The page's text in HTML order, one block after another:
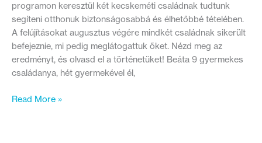
programon keresztül két kecskeméti családnak tudtunk
segíteni otthonuk biztonságosabbá és élhetőbbé tételében.
A felújításokat augusztus végére mindkét családnak sikerült
befejeznie, mi pedig meglátogattuk őket. Nézd meg az
eredményt, és olvasd el a történetüket! Beáta 9 gyermekes
családanya, hét gyermekével él,
Mindkét
Read More »